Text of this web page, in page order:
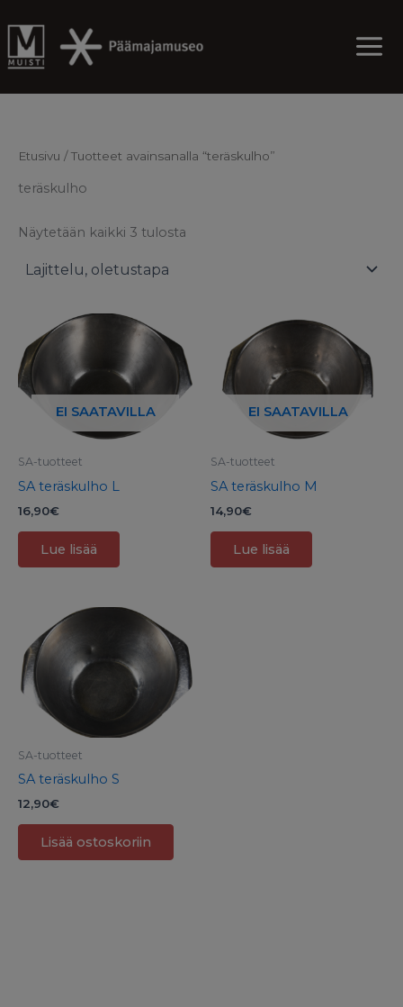
to
content
Etusivu / Tuotteet avainsanalla “teräskulho”
teräskulho
Näytetään kaikki 3 tulosta
EI SAATAVILLA
SA-tuotteet
SA teräskulho L
16,90€
Lue lisää
EI SAATAVILLA
SA-tuotteet
SA teräskulho M
14,90€
Lue lisää
SA-tuotteet
SA teräskulho S
12,90€
Lisää ostoskoriin